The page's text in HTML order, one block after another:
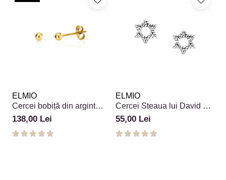
ELMIO
Cercei bobiță din argint
925 placați cu aur 18k
138,00 Lei
ELMIO
Cercei Steaua lui David din
argint 925
55,00 Lei